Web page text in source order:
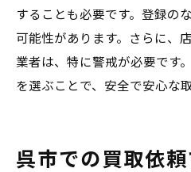
することも必要です。登録の
可能性があります。さらに、
業者は、特に警戒が必要です
を選ぶことで、安全で安心な
呉市での買取依